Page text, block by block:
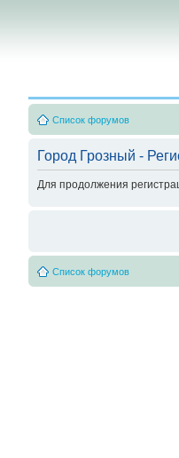
Список форумов
Город Грозный -
Для продолжения
Список форумов